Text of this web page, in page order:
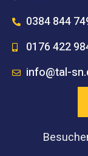
0384 844
0176 422
info@tal-